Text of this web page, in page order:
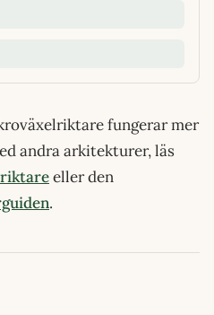
fungerar mer
andra arkitekturer, läs
eller den
.